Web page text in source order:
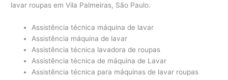
lavar roupas em Vila Palmeiras, São Paulo.
Assistência técnica máquina de lavar
Assistência máquina de lavar
Assistência técnica lavadora de roupas
Assistência técnica de máquina de Lavar
Assistência técnica para máquinas de lavar roupas